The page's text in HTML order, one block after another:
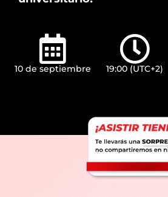
10 de septiembre 19:00 (UTC+2)